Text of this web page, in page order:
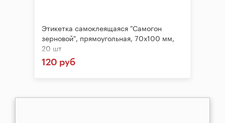
Этикетка самоклеящаяся "Самогон
зерновой", прямоугольная, 70х100 мм,
20 шт
120 руб